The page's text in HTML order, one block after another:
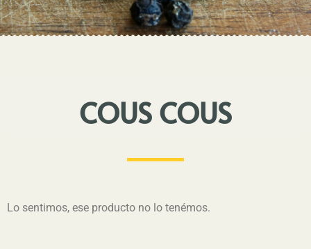
COUS COUS
Lo sentimos, ese producto no lo tenémos.